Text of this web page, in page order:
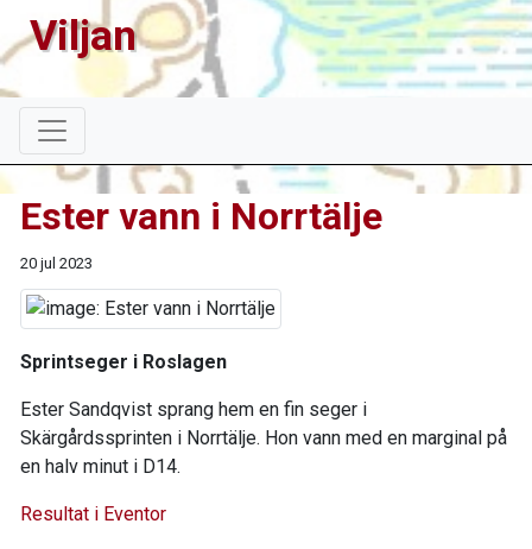
Viljan
Ester vann i Norrtälje
20 jul 2023
Sprintseger i Roslagen
Ester Sandqvist sprang hem en fin seger i
Skärgårdssprinten i Norrtälje. Hon vann med en marginal på
en halv minut i D14.
Resultat i Eventor